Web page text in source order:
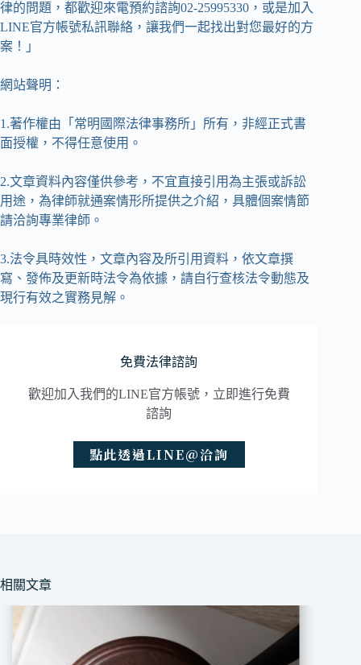
律的問題，都歡迎來電預約諮詢02-25995330，或是加入
LINE官方帳號私訊聯絡，讓我們一起找出對您最好的方
案！」
網站聲明：
1.著作權由「常明國際法律事務所」所有，非經正式書
面授權，不得任意使用。
2.文章資料內容僅供參考，不宜直接引用為主張或訴訟
用途，為律師就通案情形所提供之介紹，具體個案情節
請洽詢專業律師。
3.法令具時效性，文章內容及所引用資料，依文章撰
寫、發佈及更新時法令為依據，請自行查核法令動態及
現行有效之實務見解。
免費法律諮詢
歡迎加入我們的LINE官方帳號，立即進行免費
諮詢
點此透過LINE@洽詢
相關文章